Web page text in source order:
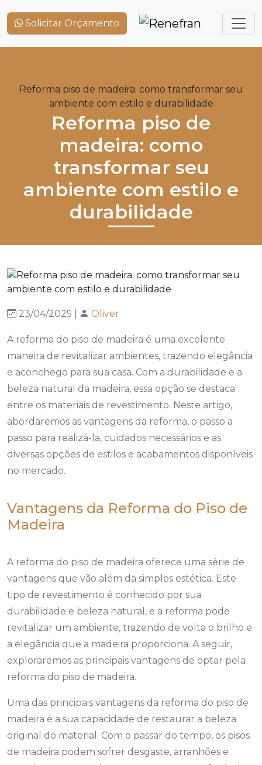
Solicitar Orçamento
Reforma piso de madeira: como transformar seu
ambiente com estilo e durabilidade
Reforma piso de
madeira: como
transformar seu
ambiente com estilo e
durabilidade
23/04/2025 | Oliver
A reforma do piso de madeira é uma excelente
maneira de revitalizar ambientes, trazendo elegância
e aconchego para sua casa. Com a durabilidade e a
beleza natural da madeira, essa opção se destaca
entre os materiais de revestimento. Neste artigo,
abordaremos as vantagens da reforma, o passo a
passo para realizá-la, cuidados necessários e as
diversas opções de estilos e acabamentos disponíveis
no mercado.
Vantagens da Reforma do Piso de
Madeira
A reforma do piso de madeira oferece uma série de
vantagens que vão além da simples estética. Este
tipo de revestimento é conhecido por sua
durabilidade e beleza natural, e a reforma pode
revitalizar um ambiente, trazendo de volta o brilho e
a elegância que a madeira proporciona. A seguir,
exploraremos as principais vantagens de optar pela
reforma do piso de madeira.
Uma das principais vantagens da reforma do piso de
madeira é a sua capacidade de restaurar a beleza
original do material. Com o passar do tempo, os pisos
de madeira podem sofrer desgaste, arranhões e